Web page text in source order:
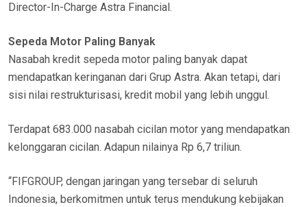
Director-In-Charge Astra Financial.
Sepeda Motor Paling Banyak
Nasabah kredit sepeda motor paling banyak dapat
mendapatkan keringanan dari Grup Astra. Akan tetapi, dari
sisi nilai restrukturisasi, kredit mobil yang lebih unggul.
Terdapat 683.000 nasabah cicilan motor yang mendapatkan
kelonggaran cicilan. Adapun nilainya Rp 6,7 triliun.
“FIFGROUP, dengan jaringan yang tersebar di seluruh
Indonesia, berkomitmen untuk terus mendukung kebijakan